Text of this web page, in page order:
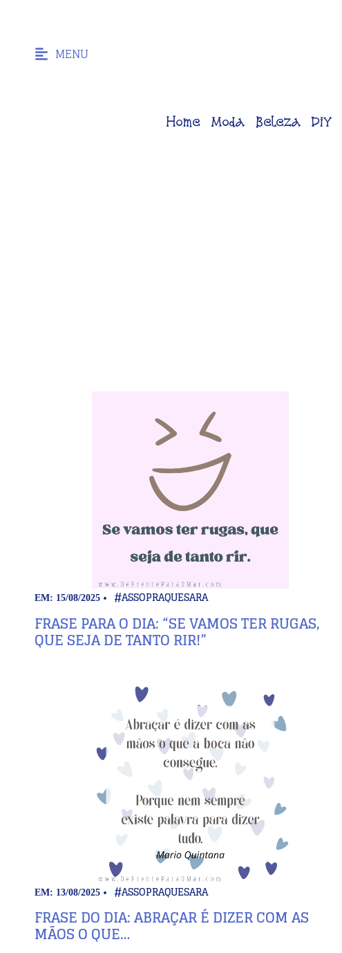
MENU
Home Moda Beleza DiY
EM: 15/08/2025 #ASSOPRAQUESARA
FRASE PARA O DIA: “SE VAMOS TER RUGAS,
QUE SEJA DE TANTO RIR!”
EM: 13/08/2025 #ASSOPRAQUESARA
FRASE DO DIA: ABRAÇAR É DIZER COM AS
MÃOS O QUE…